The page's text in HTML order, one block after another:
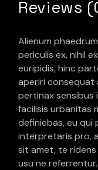
Reviews
Alienum
periculis ex, nihil
euripidis, hinc
aperiri consequat
pertinax sensibus
facilisis urbanitas
definiebas, eu qui
interpretaris pro,
sit amet, te
usu ne referrentur.